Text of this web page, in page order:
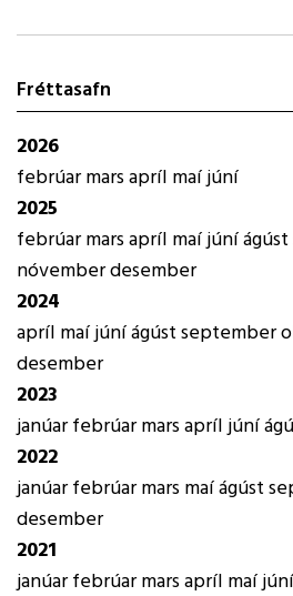
Fréttasafn
2026
febrúarmarsapríl maíjúní
2025
febrúarmarsapríl maíjúníágúst
nóvemberdesember
2024
apríl maíjúníágústseptember
desember
2023
janúarfebrúarmarsapríljúní
2022
janúarfebrúarmarsmaíágúst
desember
2021
janúarfebrúarmarsapríl maíjúní